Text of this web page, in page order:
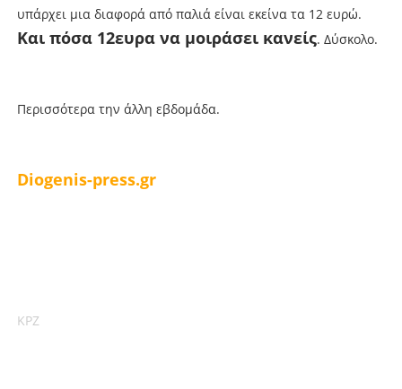
υπάρχει μια διαφορά από παλιά είναι εκείνα τα 12 ευρώ.
Και πόσα 12ευρα να μοιράσει κανείς. Δύσκολο.
Περισσότερα την άλλη εβδομάδα.
Diogenis-press.gr
ΚΡΖ